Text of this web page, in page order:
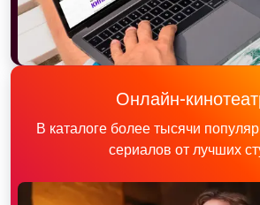
Онлайн-
В каталоге более тысячи
сериалов от лучших